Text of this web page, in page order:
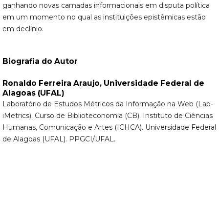
ganhando novas camadas informacionais em disputa política
em um momento no qual as instituições epistêmicas estão
em declínio.
Biografia do Autor
Ronaldo Ferreira Araujo, Universidade Federal de
Alagoas (UFAL)
Laboratório de Estudos Métricos da Informação na Web (Lab-
iMetrics). Curso de Biblioteconomia (CB). Instituto de Ciências
Humanas, Comunicação e Artes (ICHCA). Universidade Federal
de Alagoas (UFAL). PPGCI/UFAL.